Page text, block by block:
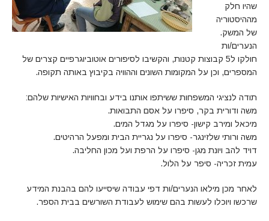
שהיו חלק
מההיסטוריה
של המשק.
הנערים/ות
חולקו ל5 קבוצות קטנות, והקשיבו לסיפורים אוטוביוגרפיים קצרים של
המספרים, וכן על המקומות השונים וההוויה בקיבוץ באותה תקופה.
תודה לנציגי המשפחות ששיתפו אותנו בידע ובחוויות האישיות שלהם:
משה ודורית בקר, סיפרו על אסם התבואות.
מיכאל ומירב קישון- סיפרו על מגדל המים.
משה ורותי שלזינגר- סיפרו על נגריית הבית ומפעל הרהיטים.
דויד להב ויונת מגן- סיפרו על הרפת ועל מכון החליבה.
עמית זכריה- סיפר על הלול.
לאחר מכן מילאו הנערים/ות דפי עבודה שיסייעו להם בהבנת המידע
שרכשו ויוכלו לעשות בהם שימוש לעבודת השורשים בבית הספר.